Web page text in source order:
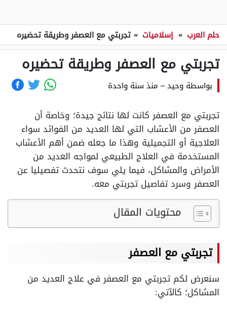
حلم العرب » إسلاميات » تجربتي مع العصفر وطريقة تحضيره
تجربتي مع العصفر وطريقة تحضيره
بواسطة وحيد– منذ سنة واحدة
تجربتي مع العصفر كانت لها نتائج جيدة؛ وخاصة أن
العصفر من الأعشاب التي لها العديد من الفوائد سواء
العلاجية أو التجميلية وهذا ما جعله ضمن أهم الأعشاب
المستخدمة في العلاج الطبيعي لمواجه العديد من
الأمراض والمشاكل، فيما يلي سوف نتحدث تفصيليا عن
العصفر وسرد تفاصيل تجربتي معه.
محتويات المقال
تجربتي مع العصفر
سنعرض لكم تجربتي مع العصفر في علاج العديد من
المشاكل؛ كالآتي: